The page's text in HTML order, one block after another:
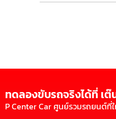
ทดลองขับรถจริงได้ที่ เ
P Center Car ศูนย์รวมรถยนต์